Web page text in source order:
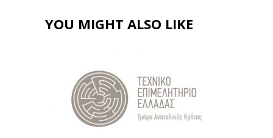
YOU MIGHT ALSO LIKE